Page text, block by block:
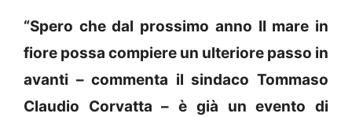
“Spero che dal prossimo anno Il mare in
fiore possa compiere un ulteriore passo in
avanti – commenta il sindaco Tommaso
Claudio Corvatta – è già un evento di